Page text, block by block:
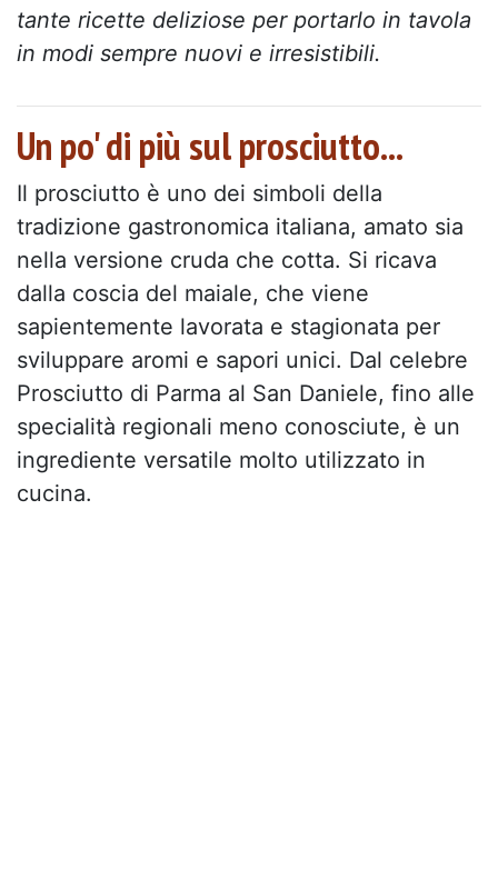
tante ricette deliziose per portarlo in tavola
in modi sempre nuovi e irresistibili.
Un po' di più sul prosciutto...
Il prosciutto è uno dei simboli della
tradizione gastronomica italiana, amato sia
nella versione cruda che cotta. Si ricava
dalla coscia del maiale, che viene
sapientemente lavorata e stagionata per
sviluppare aromi e sapori unici. Dal celebre
Prosciutto di Parma al San Daniele, fino alle
specialità regionali meno conosciute, è un
ingrediente versatile molto utilizzato in
cucina.